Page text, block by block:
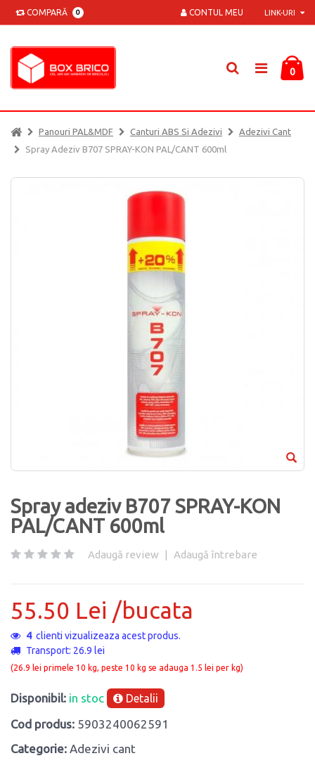
COMPARĂ 0 LINK-URI
CONTUL MEU
0
Panouri PAL&MDF Canturi ABS Si Adezivi
Adezivi Cant
Spray Adeziv B707 SPRAY-KON PAL/CANT 600ml
Spray adeziv B707 SPRAY-KON
PAL/CANT 600ml
Adaugă review | Adaugă întrebare
55.50 Lei /bucata
4clienti vizualizeaza acest produs.
Transport: 26.9 lei
(26.9 lei primele 10 kg, peste 10 kg se adauga 1.5 lei per kg)
Disponibil: in stoc Detalii
Cod produs: 5903240062591
Categorie: Adezivi cant